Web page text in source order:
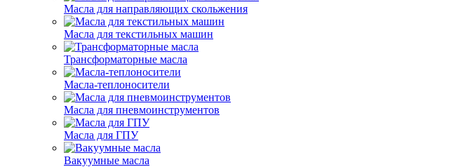
Масла для направляющих скольжения
Масла для текстильных машин
Трансформаторные масла
Масла-теплоносители
Масла для пневмоинструментов
Масла для ГПУ
Вакуумные масла